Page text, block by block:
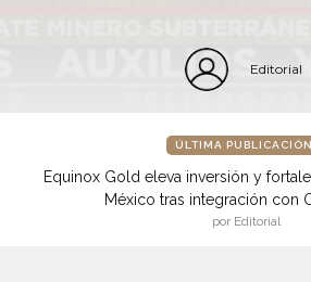
Editorial
ÚLTIMA PUBLICACIÓN
Equinox Gold eleva inversión y
México tras integración con
por Editorial